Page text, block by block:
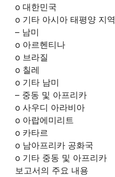
o 대한민국
o 기타 아시아 태평양 지역
– 남미
o 아르헨티나
o 브라질
o 칠레
o 기타 남미
– 중동 및 아프리카
o 사우디 아라비아
o 아랍에미리트
o 카타르
o 남아프리카 공화국
o 기타 중동 및 아프리카
보고서의 주요 내용